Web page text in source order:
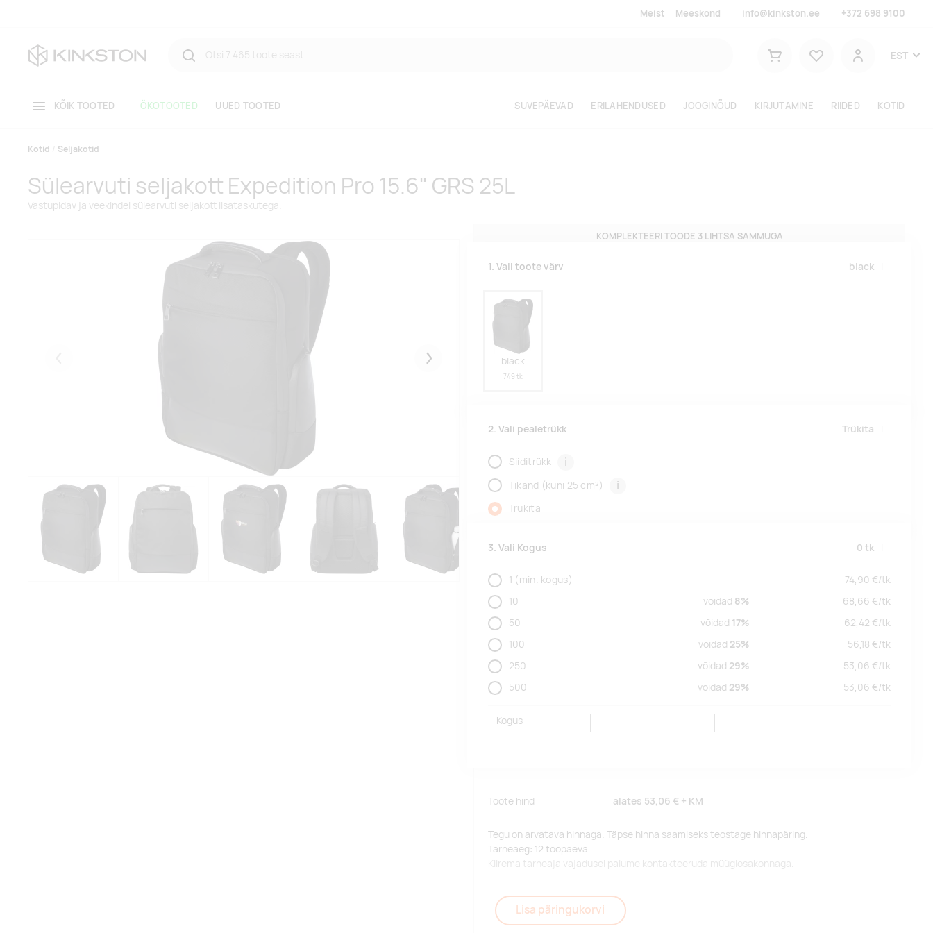
Meist Meeskond info@kinkston.ee +372 698 9100
Ostukorv
Kasutaja
EST
KÕIK TOOTED ÖKOTOOTED UUED TOOTED SUVEPÄEVAD ERILAHENDUSED JOOGINÕUD KIRJUTAMINE RIIDED KOTID
Kotid Seljakotid
Sülearvuti seljakott Expedition Pro 15.6" GRS 25L
Vastupidav ja veekindel sülearvuti seljakott lisataskutega.
Järgmised
KOMPLEKTEERI TOODE 3 LIHTSA SAMMUGA
1. Vali toote värv black
black
749 tk
2. Vali pealetrükk Trükita
Siiditrükk i
Tikand (kuni 25 cm²) i
Trükita
3. Vali Kogus 0 tk
1 (min. kogus) 74,90 €/tk
10
võidad 8% 68,66 €/tk
50
võidad 17% 62,42 €/tk
100
võidad 25% 56,18 €/tk
250
võidad 29% 53,06 €/tk
500
võidad 29% 53,06 €/tk
Kogus
Toote hind alates 53,06 € + KM
Tegu on arvatava hinnaga. Täpse hinna saamiseks teostage hinnapäring.
Tarneaeg: 12 tööpäeva.
Kiirema tarneaja vajadusel palume kontakteeruda müügiosakonnaga.
Lisa päringukorvi